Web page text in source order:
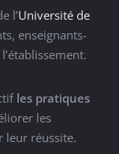
l’Université de
enseignants-
les pratiques
les
leur réussite.